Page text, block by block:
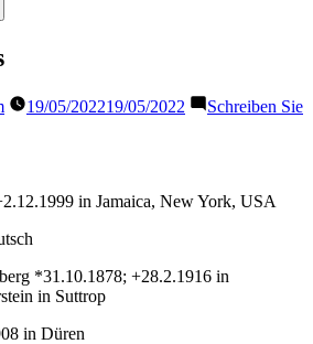
19/05/202219/05/2022
Schreiben Sie
in Jamaica, New York, USA
*31.10.1878; +28.2.1916 in
in Suttrop
in Düren